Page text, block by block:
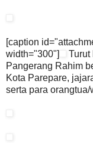
[caption
width="300"]
Turut
Pangerang Rahim
Kota Parepare,
serta para